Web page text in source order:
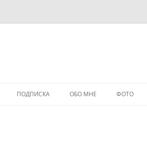
ПОДПИСКА ОБО МНЕ ФОТО